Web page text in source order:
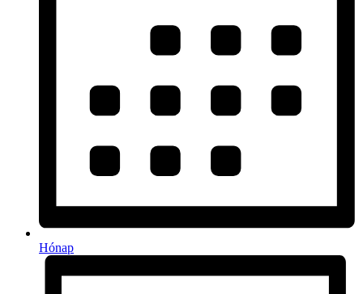
Hónap